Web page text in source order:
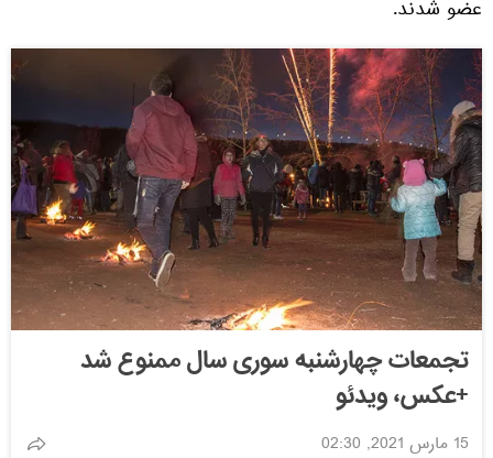
عضو شدند.
تجمعات چهارشنبه سوری سال ممنوع شد
+عکس، ویدئو
15 مارس 2021, 02:30